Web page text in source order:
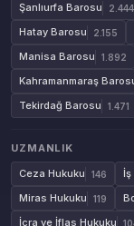
Şanlıurfa Barosu 2.444
Hatay Barosu 2.155
Manisa Barosu 1.892
Kahramanmaraş
Tekirdağ Barosu 1.471
UZMANLIK
Ceza Hukuku
146 İş
Miras Hukuku 119
İcra ve İflas Hukuku